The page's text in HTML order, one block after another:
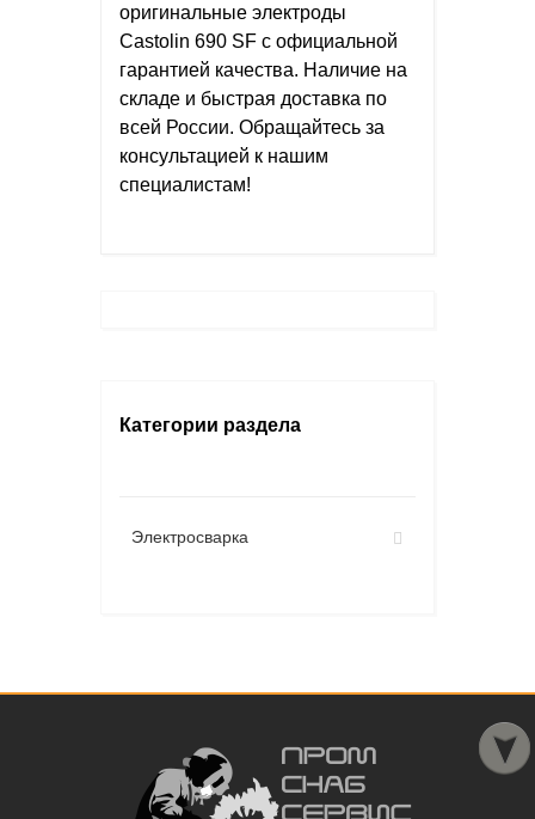
оригинальные электроды
Castolin 690 SF с официальной
гарантией качества. Наличие на
складе и быстрая доставка по
всей России. Обращайтесь за
консультацией к нашим
специалистам!
Категории раздела
Электросварка